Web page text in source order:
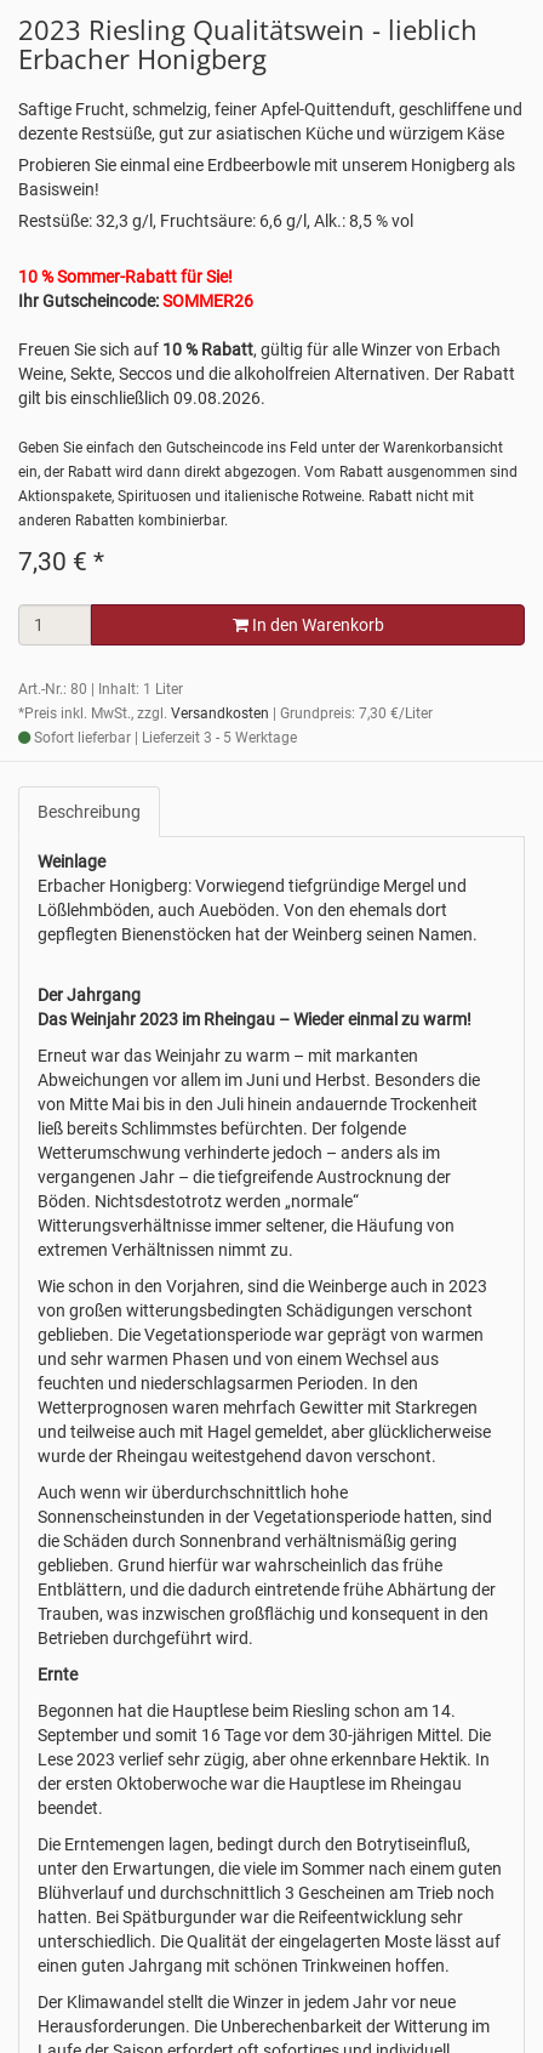
2023 Riesling Qualitätswein - lieblich
Erbacher Honigberg
Saftige Frucht, schmelzig, feiner Apfel-Quittenduft, geschliffene und
dezente Restsüße, gut zur asiatischen Küche und würzigem Käse
Probieren Sie einmal eine Erdbeerbowle mit unserem Honigberg als
Basiswein!
Restsüße: 32,3 g/l, Fruchtsäure: 6,6 g/l, Alk.: 8,5 % vol
10 % Sommer-Rabatt für Sie!
Ihr Gutscheincode:SOMMER26
Freuen Sie sich auf 10 % Rabatt, gültig für alle Winzer von Erbach
Weine, Sekte, Seccos und die alkoholfreien Alternativen. Der Rabatt
gilt bis einschließlich 09.08.2026.
Geben Sie einfach den Gutscheincode ins Feld unter der Warenkorbansicht
ein, der Rabatt wird dann direkt abgezogen. Vom Rabatt ausgenommen sind
Aktionspakete, Spirituosen und italienische Rotweine. Rabatt nicht mit
anderen Rabatten kombinierbar.
7,30 € *
In den Warenkorb
Art.-Nr.: 80 | Inhalt: 1 Liter
*Preis inkl. MwSt., zzgl. Versandkosten
| Grundpreis: 7,30 €/Liter
Sofort lieferbar | Lieferzeit 3 - 5 Werktage
Beschreibung
Weinlage
Erbacher Honigberg: Vorwiegend tiefgründige Mergel und
Lößlehmböden, auch Aueböden. Von den ehemals dort
gepflegten Bienenstöcken hat der Weinberg seinen Namen.
Der Jahrgang
Das Weinjahr 2023 im Rheingau – Wieder einmal zu warm!
Erneut war das Weinjahr zu warm – mit markanten
Abweichungen vor allem im Juni und Herbst. Besonders die
von Mitte Mai bis in den Juli hinein andauernde Trockenheit
ließ bereits Schlimmstes befürchten. Der folgende
Wetterumschwung verhinderte jedoch – anders als im
vergangenen Jahr – die tiefgreifende Austrocknung der
Böden. Nichtsdestotrotz werden „normale“
Witterungsverhältnisse immer seltener, die Häufung von
extremen Verhältnissen nimmt zu.
Wie schon in den Vorjahren, sind die Weinberge auch in 2023
von großen witterungsbedingten Schädigungen verschont
geblieben. Die Vegetationsperiode war geprägt von warmen
und sehr warmen Phasen und von einem Wechsel aus
feuchten und niederschlagsarmen Perioden. In den
Wetterprognosen waren mehrfach Gewitter mit Starkregen
und teilweise auch mit Hagel gemeldet, aber glücklicherweise
wurde der Rheingau weitestgehend davon verschont.
Auch wenn wir überdurchschnittlich hohe
Sonnenscheinstunden in der Vegetationsperiode hatten, sind
die Schäden durch Sonnenbrand verhältnismäßig gering
geblieben. Grund hierfür war wahrscheinlich das frühe
Entblättern, und die dadurch eintretende frühe Abhärtung der
Trauben, was inzwischen großflächig und konsequent in den
Betrieben durchgeführt wird.
Ernte
Begonnen hat die Hauptlese beim Riesling schon am 14.
September und somit 16 Tage vor dem 30-jährigen Mittel. Die
Lese 2023 verlief sehr zügig, aber ohne erkennbare Hektik. In
der ersten Oktoberwoche war die Hauptlese im Rheingau
beendet.
Die Erntemengen lagen, bedingt durch den Botrytiseinfluß,
unter den Erwartungen, die viele im Sommer nach einem guten
Blühverlauf und durchschnittlich 3 Gescheinen am Trieb noch
hatten. Bei Spätburgunder war die Reifeentwicklung sehr
unterschiedlich. Die Qualität der eingelagerten Moste lässt auf
einen guten Jahrgang mit schönen Trinkweinen hoffen.
Der Klimawandel stellt die Winzer in jedem Jahr vor neue
Herausforderungen. Die Unberechenbarkeit der Witterung im